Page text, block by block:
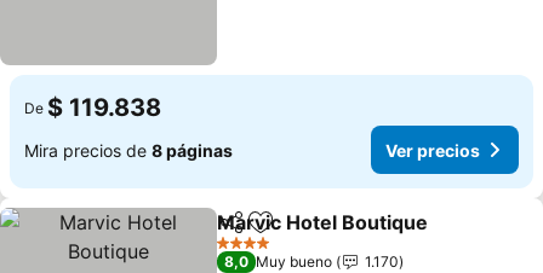
De $ 119.838
Mira precios de 8 páginas Ver precios
CompartirAgregar a favoritos
Marvic Hotel Boutique
4 Estrellas
8,0 Muy bueno
1.170